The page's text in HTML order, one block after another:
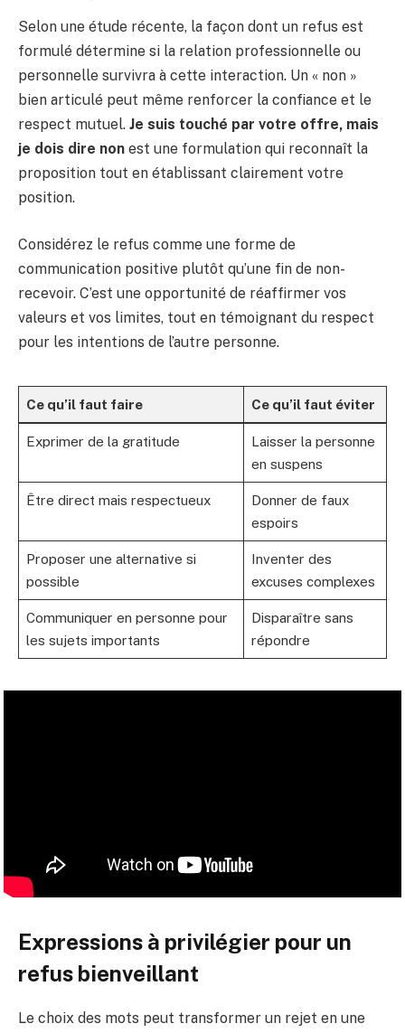
Selon une étude récente, la façon dont un refus est
formulé détermine si la relation professionnelle ou
personnelle survivra à cette interaction. Un « non »
bien articulé peut même renforcer la confiance et le
respect mutuel. Je suis touché par votre offre, mais
je dois dire non est une formulation qui reconnaît la
proposition tout en établissant clairement votre
position.
Considérez le refus comme une forme de
communication positive plutôt qu’une fin de non-
recevoir. C’est une opportunité de réaffirmer vos
valeurs et vos limites, tout en témoignant du respect
pour les intentions de l’autre personne.
Ce qu’il faut faire Ce qu’il faut éviter
Exprimer de la gratitude
Laisser la personne
en suspens
Être direct mais respectueux
Donner de faux
espoirs
Proposer une alternative si
possible
Inventer des
excuses complexes
Communiquer en personne pour
les sujets importants
Disparaître sans
répondre
Expressions à privilégier pour un
refus bienveillant
Le choix des mots peut transformer un rejet en une